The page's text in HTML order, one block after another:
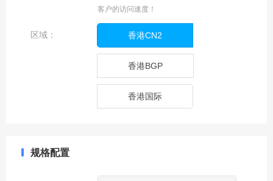
客户的访问速度！
区域： 香港CN2
香港BGP
香港国际
规格配置